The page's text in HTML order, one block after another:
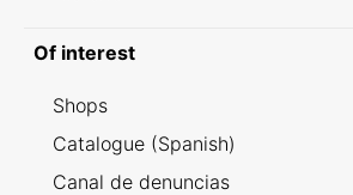
Of interest
Shops
Catalogue (Spanish)
Canal de denuncias